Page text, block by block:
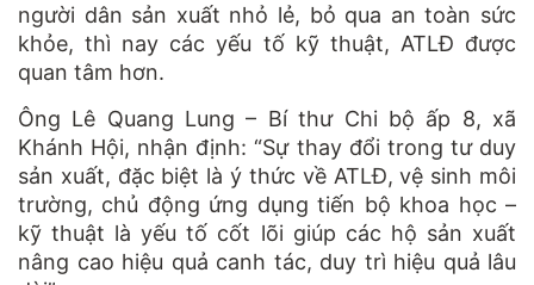
người dân sản xuất nhỏ lẻ, bỏ qua an toàn sức
khỏe, thì nay các yếu tố kỹ thuật, ATLĐ được
quan tâm hơn.
Ông Lê Quang Lung – Bí thư Chi bộ ấp 8, xã
Khánh Hội, nhận định: “Sự thay đổi trong tư duy
sản xuất, đặc biệt là ý thức về ATLĐ, vệ sinh môi
trường, chủ động ứng dụng tiến bộ khoa học –
kỹ thuật là yếu tố cốt lõi giúp các hộ sản xuất
nâng cao hiệu quả canh tác, duy trì hiệu quả lâu